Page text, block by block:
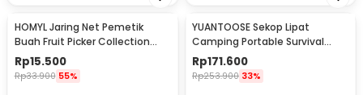
HOMYL Jaring Net Pemetik
Buah Fruit Picker Collection
Head 14cm - HM16
Rp15.500
Rp33.900 55%
YUANTOOSE Sekop Lipat
Camping Portable Survival
Tactical Shovel 75cm - D14-10
Rp171.600
Rp253.900 33%